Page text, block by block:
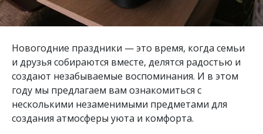
Новогодние праздники — это время, когда семьи
и друзья собираются вместе, делятся радостью и
создают незабываемые воспоминания. И в этом
году мы предлагаем вам ознакомиться с
несколькими незаменимыми предметами для
создания атмосферы уюта и комфорта.